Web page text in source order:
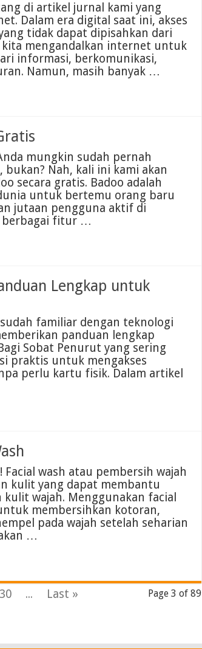
di artikel jurnal kami yang
Dalam era digital saat ini, akses
tidak dapat dipisahkan dari
kita mengandalkan internet untuk
informasi, berkomunikasi,
Namun, masih banyak …
mungkin sudah pernah
Nah, kali ini kami akan
secara gratis. Badoo adalah
untuk bertemu orang baru
jutaan pengguna aktif di
berbagai fitur …
Lengkap untuk
familiar dengan teknologi
panduan lengkap
Sobat Penurut yang sering
praktis untuk mengakses
perlu kartu fisik. Dalam artikel
wash atau pembersih wajah
kulit yang dapat membantu
wajah. Menggunakan facial
membersihkan kotoran,
pada wajah setelah seharian
…
Page 3 of 89
30 ... Last »